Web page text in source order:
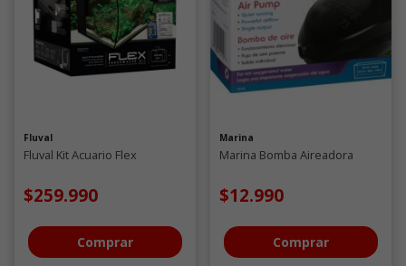
Fluval
Fluval Kit Acuario Flex
$259.990
Comprar
Marina
Marina Bomba Aireadora
$12.990
Comprar